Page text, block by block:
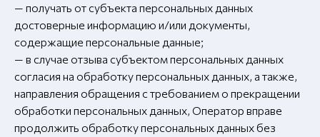
— получать от субъекта персональных данных
достоверные информацию и/или документы,
содержащие персональные данные;
— в случае отзыва субъектом персональных данных
согласия на обработку персональных данных, а также,
направления обращения с требованием о прекращении
обработки персональных данных, Оператор вправе
продолжить обработку персональных данных без